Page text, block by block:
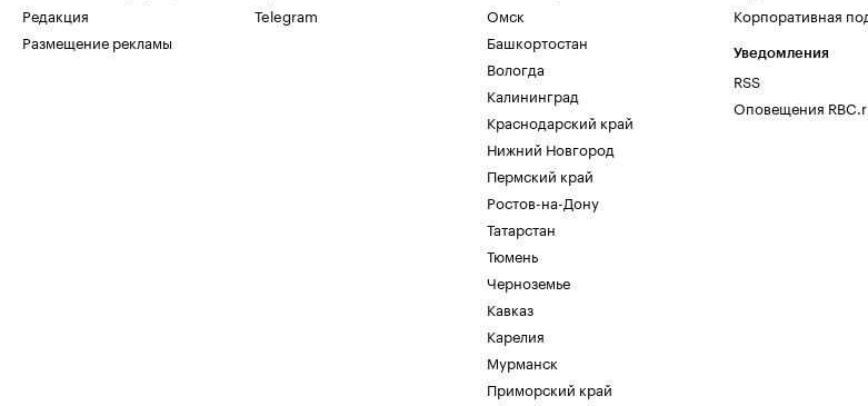
Редакция
Размещение рекламы
Telegram
Омск
Башкортостан
Вологда
Калининград
Краснодарский край
Нижний Новгород
Пермский край
Ростов-на-Дону
Татарстан
Тюмень
Черноземье
Кавказ
Карелия
Мурманск
Приморский край
Корпоративная
Уведомления
RSS
Оповещения